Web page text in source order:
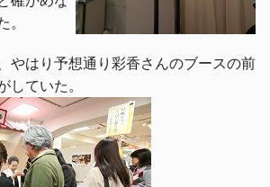
やはり予想通り彩香さんのブースの前
していた。